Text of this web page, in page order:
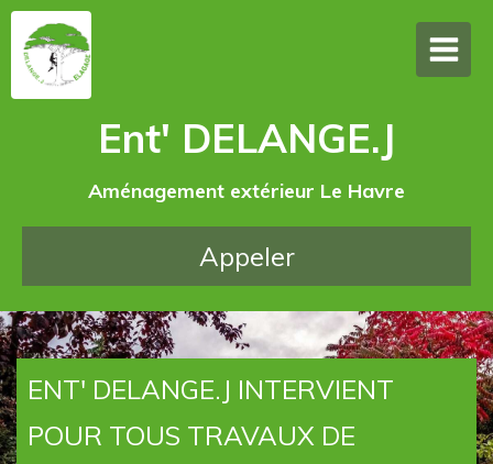
Ent' DELANGE.J
Aménagement extérieur Le Havre
Appeler
ENT' DELANGE.J INTERVIENT
POUR TOUS TRAVAUX DE